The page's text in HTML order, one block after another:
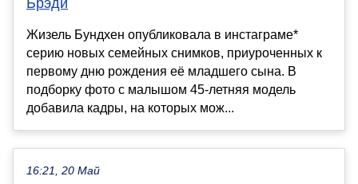
Жизель Бундхен опубликовала в инстаграме*
серию новых семейных снимков, приуроченных к
первому дню рождения её младшего сына. В
подборку фото с малышом 45-летняя модель
добавила кадры, на которых мож...
16:21, 20 Май